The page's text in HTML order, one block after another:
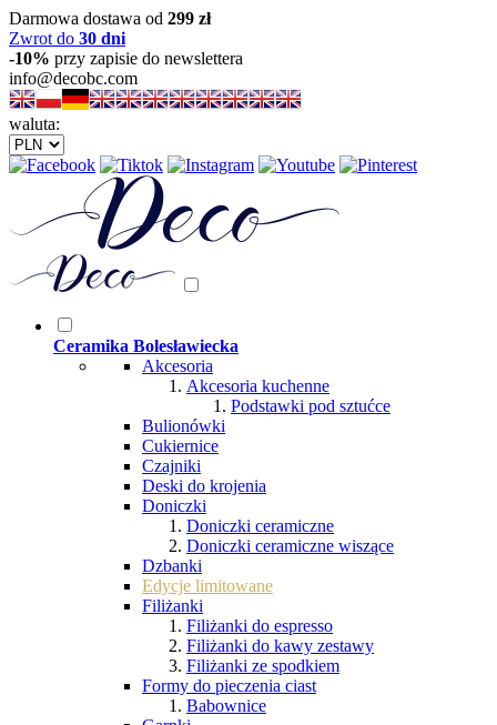
Darmowa dostawa od 299 zł
Zwrot do 30 dni
-10% przy zapisie do newslettera
info@decobc.com
waluta:
Ceramika Bolesławiecka
Akcesoria
Akcesoria kuchenne
Podstawki pod sztućce
Bulionówki
Cukiernice
Czajniki
Deski do krojenia
Doniczki
Doniczki ceramiczne
Doniczki ceramiczne wiszące
Dzbanki
Edycje limitowane
Filiżanki
Filiżanki do espresso
Filiżanki do kawy zestawy
Filiżanki ze spodkiem
Formy do pieczenia ciast
Babownice